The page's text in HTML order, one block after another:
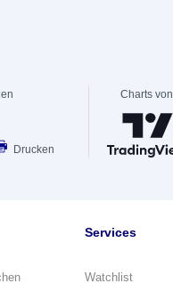
Drucken
Charts von
Services
Watchlist